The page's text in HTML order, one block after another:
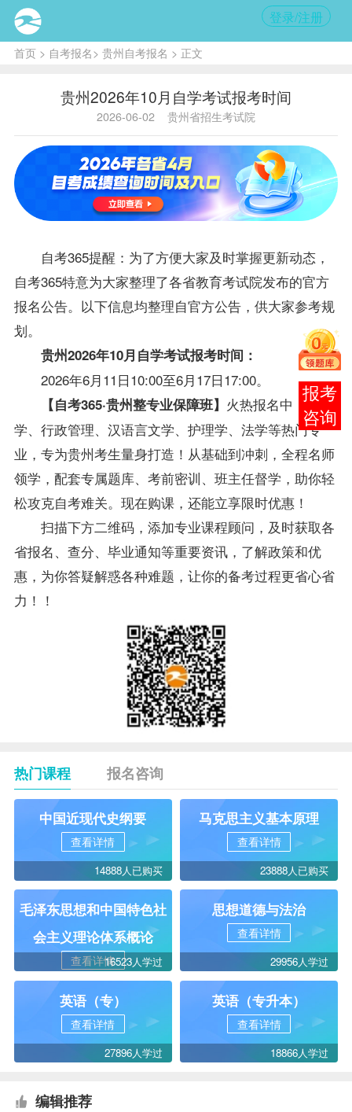
登录/注册
首页> 自考报名> 贵州自考报名 > 正文
贵州2026年10月自学考试报考时间
2026-06-02 贵州省招生考试院
自考365提醒：为了方便大家及时掌握更新动态，
自考365特意为大家整理了各省教育考试院发布的官方
报名公告。以下信息均整理自官方公告，供大家参考规
划。
贵州2026年10月自学考试报考时间 ：
2026年6月11日10:00至6月17日17:00。
【自考365·贵州整专业保障班】 火热报名中！会计
学、行政管理、汉语言文学、护理学、法学等热门专
业，专为贵州考生量身打造！从基础到冲刺，全程名师
领学，配套专属题库、考前密训、班主任督学，助你轻
松攻克自考难关。 现在购课，还能立享限时优惠！
扫描下方二维码，添加专业课程顾问，及时获取各
省报名、查分、毕业通知等重要资讯，了解政策和优
惠，为你答疑解惑各种难题，让你的备考过程更省心省
力！！
热门课程 报名咨询
中国近现代史纲要
查看详情
14888人已购买
马克思主义基本原理
查看详情
23888人已购买
毛泽东思想和中国特色社
会主义理论体系概论
查看详情16523人学过
思想道德与法治
查看详情
29956人学过
英语（专）
查看详情
27896人学过
英语（专升本）
查看详情
18866人学过
编辑推荐
报考
咨询